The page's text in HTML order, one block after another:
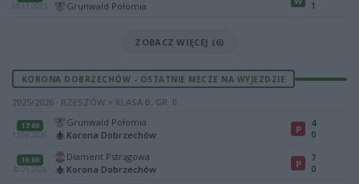
09.11.2025
Grunwald Połomia
1
ZOBACZ WIĘCEJ (6)
KORONA DOBRZECHÓW - OSTATNIE MECZE NA WYJEZDZIE
2025/2026 · RZESZÓW > KLASA B, GR. II
17:00
13.06.2026
Grunwald Połomia
Korona Dobrzechów
P
4
0
16:00
30.05.2026
Diament Pstrągowa
Korona Dobrzechów
P
7
0